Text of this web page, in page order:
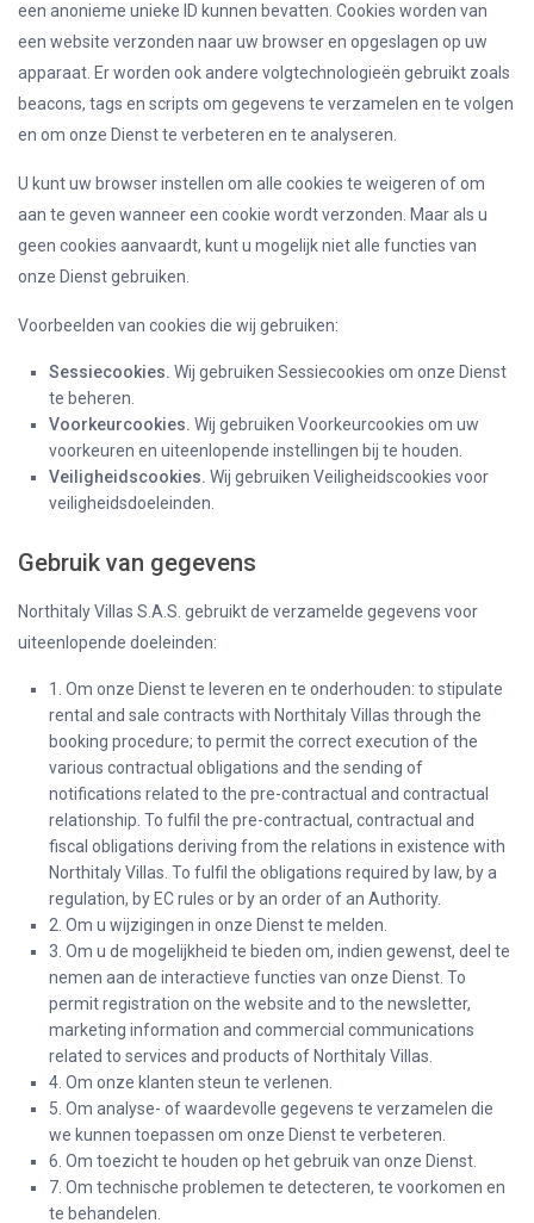
een anonieme unieke ID kunnen bevatten. Cookies worden van
een website verzonden naar uw browser en opgeslagen op uw
apparaat. Er worden ook andere volgtechnologieën gebruikt zoals
beacons, tags en scripts om gegevens te verzamelen en te volgen
en om onze Dienst te verbeteren en te analyseren.
U kunt uw browser instellen om alle cookies te weigeren of om
aan te geven wanneer een cookie wordt verzonden. Maar als u
geen cookies aanvaardt, kunt u mogelijk niet alle functies van
onze Dienst gebruiken.
Voorbeelden van cookies die wij gebruiken:
Sessiecookies. Wij gebruiken Sessiecookies om onze Dienst
te beheren.
Voorkeurcookies. Wij gebruiken Voorkeurcookies om uw
voorkeuren en uiteenlopende instellingen bij te houden.
Veiligheidscookies. Wij gebruiken Veiligheidscookies voor
veiligheidsdoeleinden.
Gebruik van gegevens
Northitaly Villas S.A.S. gebruikt de verzamelde gegevens voor
uiteenlopende doeleinden:
1. Om onze Dienst te leveren en te onderhouden: to stipulate
rental and sale contracts with Northitaly Villas through the
booking procedure; to permit the correct execution of the
various contractual obligations and the sending of
notifications related to the pre-contractual and contractual
relationship. To fulfil the pre-contractual, contractual and
fiscal obligations deriving from the relations in existence with
Northitaly Villas. To fulfil the obligations required by law, by a
regulation, by EC rules or by an order of an Authority.
2. Om u wijzigingen in onze Dienst te melden.
3. Om u de mogelijkheid te bieden om, indien gewenst, deel te
nemen aan de interactieve functies van onze Dienst. To
permit registration on the website and to the newsletter,
marketing information and commercial communications
related to services and products of Northitaly Villas.
4. Om onze klanten steun te verlenen.
5. Om analyse- of waardevolle gegevens te verzamelen die
we kunnen toepassen om onze Dienst te verbeteren.
6. Om toezicht te houden op het gebruik van onze Dienst.
7. Om technische problemen te detecteren, te voorkomen en
te behandelen.